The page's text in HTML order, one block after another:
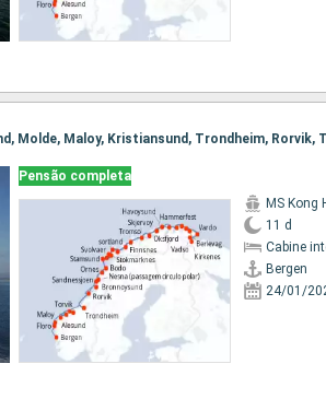
Pensão completa
MS Kong
11 d
Cabine
Bergen
24/01/